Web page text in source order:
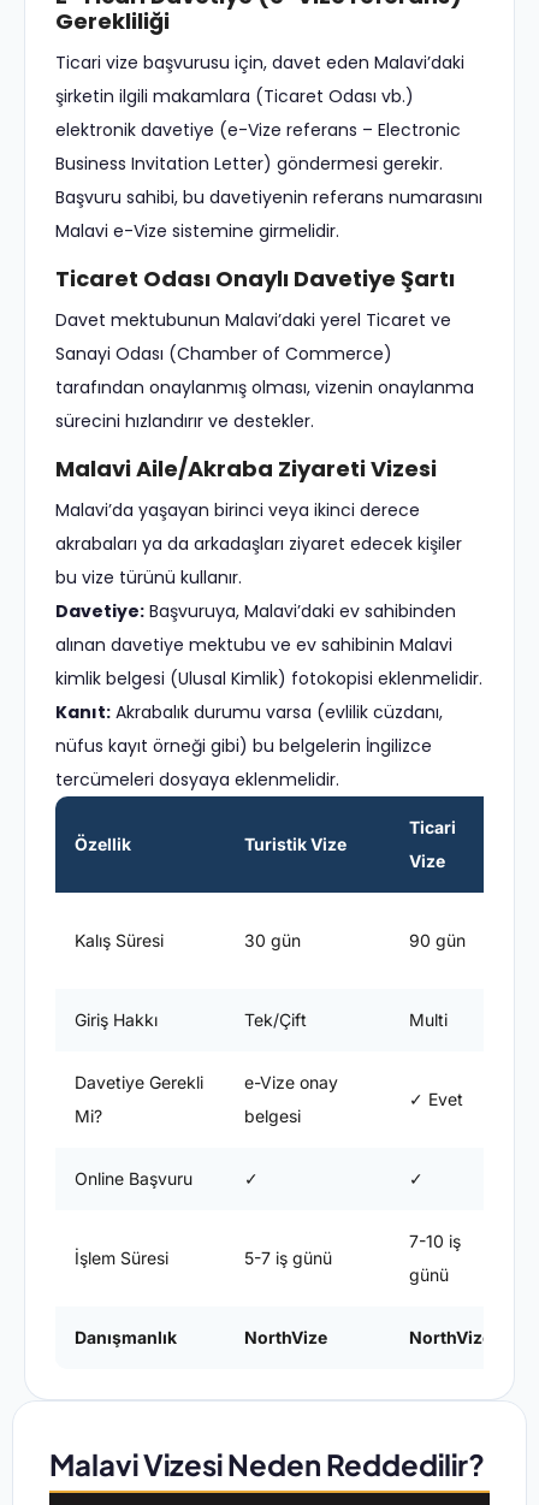
Gerekliliği
Ticari vize başvurusu için, davet eden Malavi’daki
şirketin ilgili makamlara (Ticaret Odası vb.)
elektronik davetiye (e-Vize referans – Electronic
Business Invitation Letter) göndermesi gerekir.
Başvuru sahibi, bu davetiyenin referans numarasını
Malavi e-Vize sistemine girmelidir.
Ticaret Odası Onaylı Davetiye Şartı
Davet mektubunun Malavi’daki yerel Ticaret ve
Sanayi Odası (Chamber of Commerce)
tarafından onaylanmış olması, vizenin onaylanma
sürecini hızlandırır ve destekler.
Malavi Aile/Akraba Ziyareti Vizesi
Malavi’da yaşayan birinci veya ikinci derece
akrabaları ya da arkadaşları ziyaret edecek kişiler
bu vize türünü kullanır.
Davetiye: Başvuruya, Malavi’daki ev sahibinden
alınan davetiye mektubu ve ev sahibinin Malavi
kimlik belgesi (Ulusal Kimlik) fotokopisi eklenmelidir.
Kanıt: Akrabalık durumu varsa (evlilik cüzdanı,
nüfus kayıt örneği gibi) bu belgelerin İngilizce
tercümeleri dosyaya eklenmelidir.
Özellik Turistik Vize
Ticari
Vize
Kalış Süresi 30 gün 90 gün
Giriş Hakkı Tek/Çift Multi
Davetiye Gerekli
Mi?
e-Vize onay
belgesi
✓ Evet
Online Başvuru ✓ ✓
İşlem Süresi 5-7 iş günü
7-10 iş
günü
Danışmanlık NorthVize NorthVize
Malavi Vizesi Neden Reddedilir?